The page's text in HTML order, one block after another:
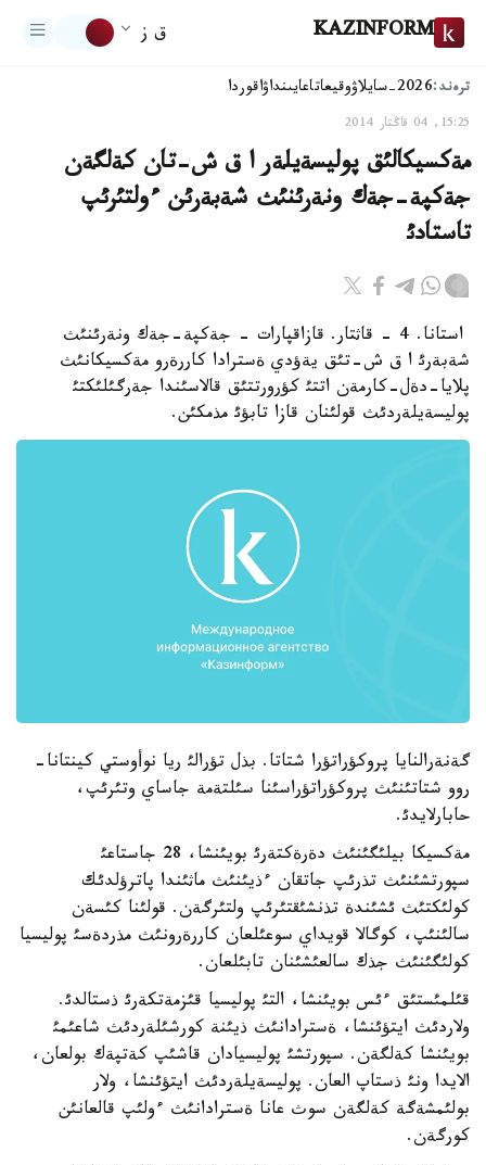
KAZINFORM ق ز
ترەند:2026-سايلاۋ وقيعاتاعايىنداۋاقوردا
15:25, 04 قاڭتار 2014
مةكسيكالئق پوليسةيلةر ا ق ش-تان كةلگةن
جةكپة-جةك ونةرئنئث شةبةرئن ءولتئرئپ
تاستادئ
استانا. 4 - قاثتار. قازاقپارات - جةكپة-جةك ونةرئنئث
شةبةرئ ا ق ش-تئق يةؤدي ةسترادا كاررةرو مةكسيكانئث
پلايا-دةل-كارمةن اتتئ كؤرورتتئق قالاسئندا جةرگئلئكتئ
پوليسةيلةردئث قولئنان قازا تابؤئ مذمكئن.
گةنةرالنايا پروكؤراتؤرا شتاتا. بذل تؤرالئ ريا نوأوستي كينتانا-
روو شتاتئنئث پروكؤراتؤراسئنا سئلتةمة جاساي وتئرئپ،
حابارلايدئ.
مةكسيكا بيلئگئنئث دةرةكتةرئ بويئنشا، 28 جاستاعئ
سپورتشئنئث تذرئپ جاتقان ءذيئنئث ماثئندا پاترؤلدئك
كولئكتئث ئشئندة تذنشئقتئرئپ ولتئرگةن. قولئنا كئسةن
سالئنئپ، كوگالا قويداي سوعئلعان كاررةرونئث مذردةسئ پوليسيا
كولئگئنئث جذك سالعئشئنان تابئلعان.
قئلمئستئق ءئس بويئنشا، التئ پوليسيا قئزمةتكةرئ ذستالدئ.
ولاردئث ايتؤئنشا، ةسترادانئث ذيئنة كورشئلةردئث شاعئمئ
بويئنشا كةلگةن. سپورتشئ پوليسيادان قاشئپ كةتپةك بولعان،
الايدا ونئ ذستاپ العان. پوليسةيلةردئث ايتؤئنشا، ولار
بولئمشةگة كةلگةن سوث عانا ةسترادانئث ءولئپ قالعانئن
كورگةن.